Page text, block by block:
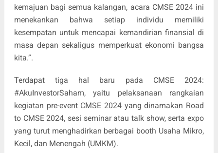
kemajuan bagi semua kalangan, acara CMSE 2024 ini
menekankan bahwa setiap individu memiliki
kesempatan untuk mencapai kemandirian finansial di
masa depan sekaligus memperkuat ekonomi bangsa
kita.”.
Terdapat tiga hal baru pada CMSE 2024:
#AkuInvestorSaham, yaitu pelaksanaan rangkaian
kegiatan pre-event CMSE 2024 yang dinamakan Road
to CMSE 2024, sesi seminar atau talk show, serta expo
yang turut menghadirkan berbagai booth Usaha Mikro,
Kecil, dan Menengah (UMKM).